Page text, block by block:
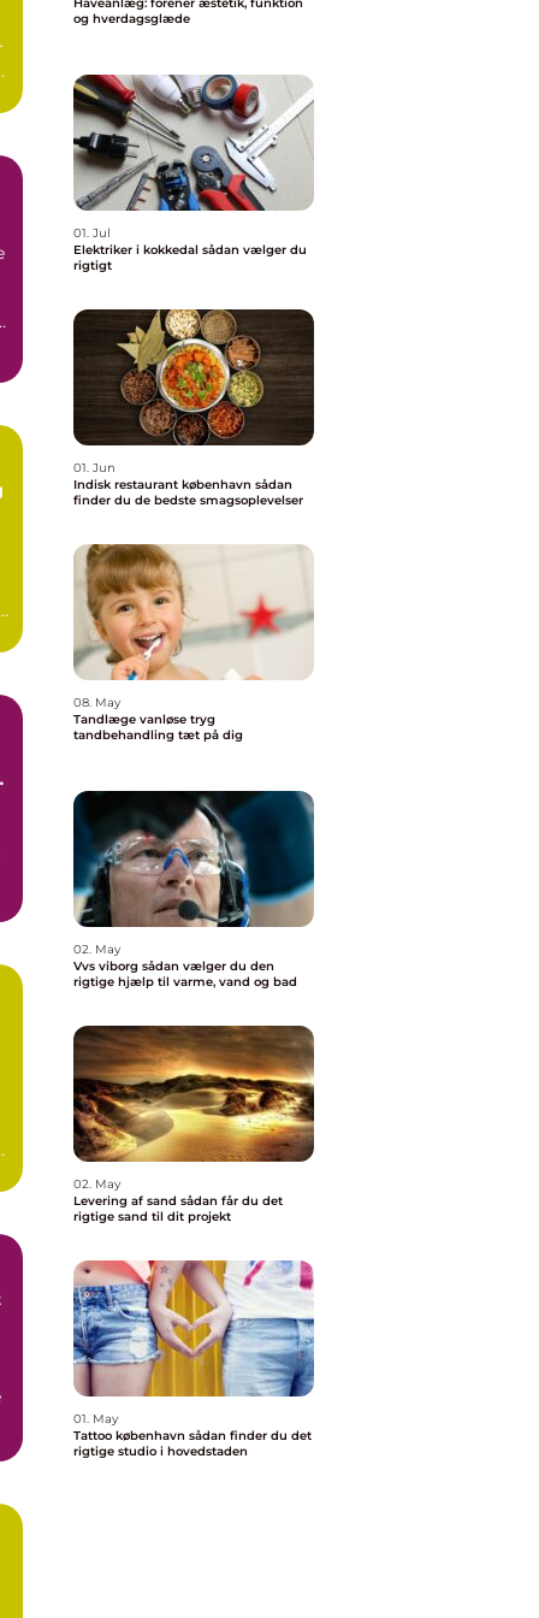
og hverdagsglæde
01. Jul
Elektriker i kokkedal sådan vælger du
rigtigt
01. Jun
Indisk restaurant københavn sådan
finder du de bedste smagsoplevelser
08. May
Tandlæge vanløse tryg
tandbehandling tæt på dig
02. May
Vvs viborg sådan vælger du den
rigtige hjælp til varme, vand og bad
02. May
Levering af sand sådan får du det
rigtige sand til dit projekt
01. May
Tattoo københavn sådan finder du det
rigtige studio i hovedstaden